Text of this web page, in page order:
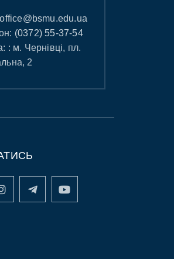
office@bsmu.edu.ua
(0372) 55-37-54
: м. Чернівці, пл.
2